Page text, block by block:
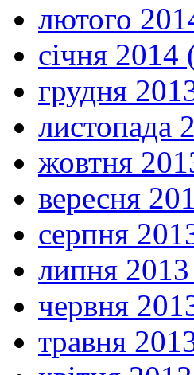
лютого
січня 2014
грудня
листопада
жовтня
вересня
серпня
липня
червня
травня